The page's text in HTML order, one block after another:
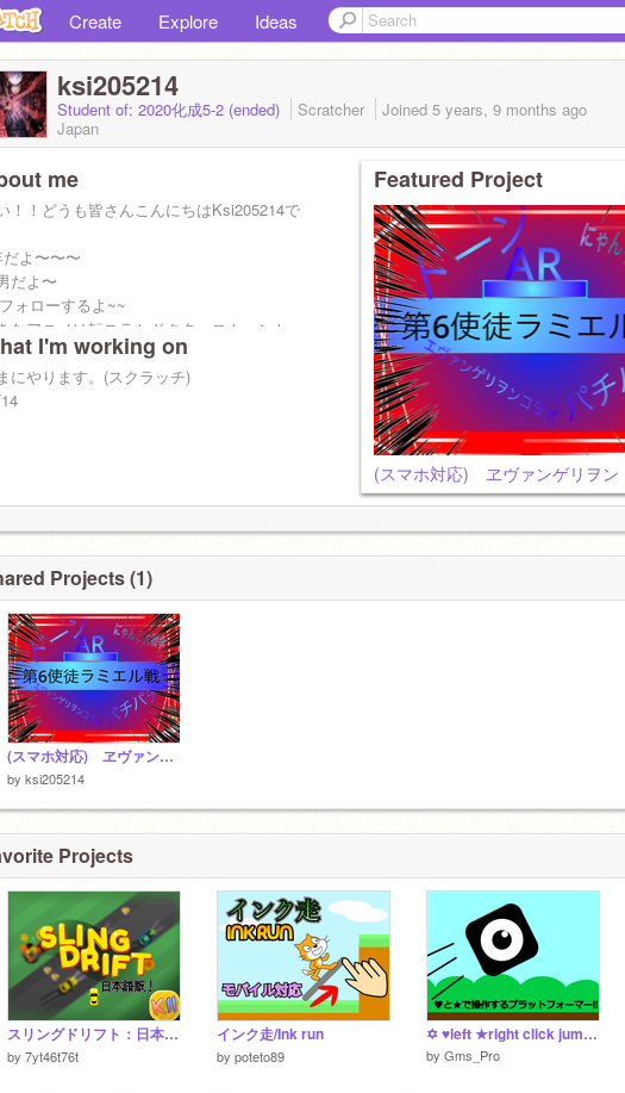
Create Explore Ideas
ksi205214
Student of: 2020化成5-2 (ended) Scratcher Joined 5 years, 9 months ago
Japan
me
！！どうも皆さんこんにちはKsi205214で
よ〜〜〜
だよ〜
ォローするよ~~
なアニメは転スラとドクターストーンと
廻戦とハイキューとポケモンとワールドト
ーだよ
I'm working on
にやります。(スクラッチ)
Featured Project
(スマホ対応) ヱヴァンゲリヲ
Projects (1)
(スマホ対応) ヱヴァンゲリヲン 第6使徒
by ksi205214
Projects
スリングドリフト：日本語版！
by 7yt46t76t
インク走/Ink run
by poteto89
✡ ♥left ★right click jump platformer ✡
by Gms_Pro